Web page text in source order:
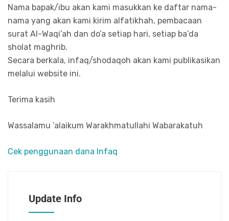
Nama bapak/ibu akan kami masukkan ke daftar nama-
nama yang akan kami kirim alfatikhah, pembacaan
surat Al-Waqi’ah dan do’a setiap hari, setiap ba’da
sholat maghrib.
Secara berkala, infaq/shodaqoh akan kami publikasikan
melalui website ini.
Terima kasih
Wassalamu ’alaikum Warakhmatullahi Wabarakatuh
Cek penggunaan dana Infaq
Update Info